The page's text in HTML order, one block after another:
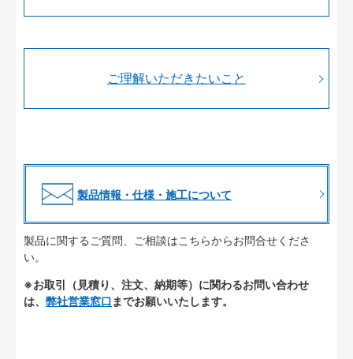
ご理解いただきたいこと
製品情報・仕様・施工について
製品に関するご質問、ご相談はこちらからお問合せくださ
い。
※お取引（見積り、注文、納期等）に関わるお問い合わせ
は、 弊社営業窓口 までお願いいたします。